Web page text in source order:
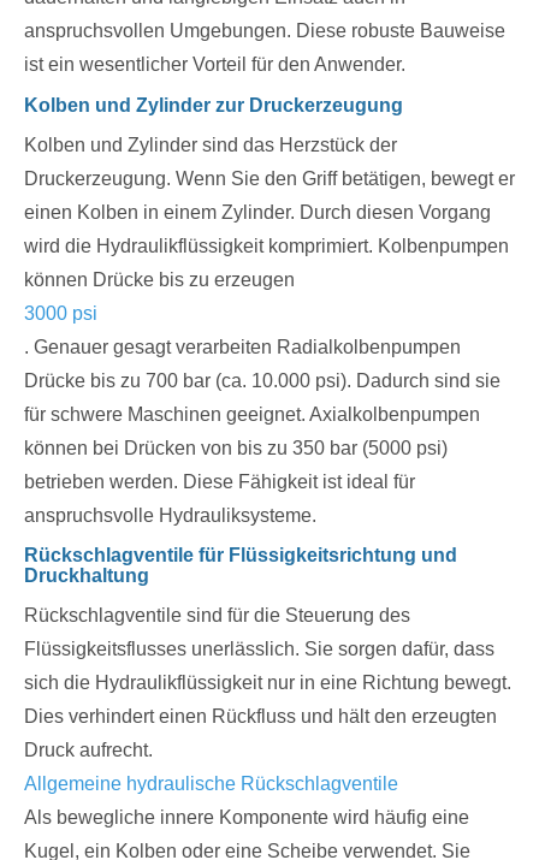
anspruchsvollen Umgebungen. Diese robuste Bauweise
ist ein wesentlicher Vorteil für den Anwender.
Kolben und Zylinder zur Druckerzeugung
Kolben und Zylinder sind das Herzstück der
Druckerzeugung. Wenn Sie den Griff betätigen, bewegt er
einen Kolben in einem Zylinder. Durch diesen Vorgang
wird die Hydraulikflüssigkeit komprimiert. Kolbenpumpen
können Drücke bis zu erzeugen
3000 psi
. Genauer gesagt verarbeiten Radialkolbenpumpen
Drücke bis zu 700 bar (ca. 10.000 psi). Dadurch sind sie
für schwere Maschinen geeignet. Axialkolbenpumpen
können bei Drücken von bis zu 350 bar (5000 psi)
betrieben werden. Diese Fähigkeit ist ideal für
anspruchsvolle Hydrauliksysteme.
Rückschlagventile für Flüssigkeitsrichtung und
Druckhaltung
Rückschlagventile sind für die Steuerung des
Flüssigkeitsflusses unerlässlich. Sie sorgen dafür, dass
sich die Hydraulikflüssigkeit nur in eine Richtung bewegt.
Dies verhindert einen Rückfluss und hält den erzeugten
Druck aufrecht.
Allgemeine hydraulische Rückschlagventile
Als bewegliche innere Komponente wird häufig eine
Kugel, ein Kolben oder eine Scheibe verwendet. Sie